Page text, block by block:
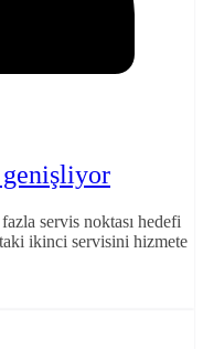
genişliyor
servis noktası hedefi
ikinci servisini hizmete